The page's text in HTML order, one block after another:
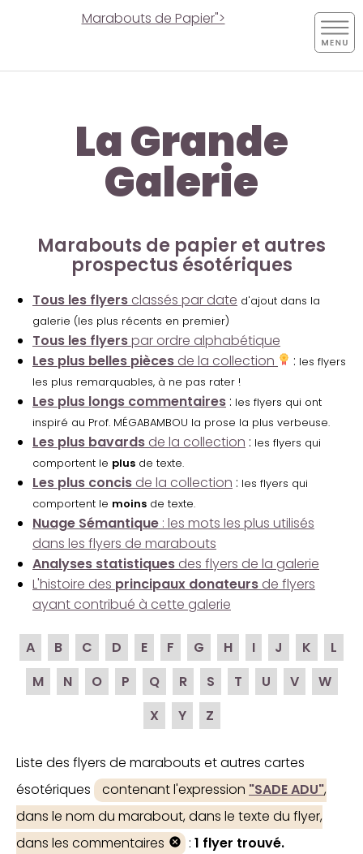
Marabouts de Papier">
La Grande
Galerie
Marabouts de papier et autres
prospectus ésotériques
Tous les flyers classés par date d'ajout dans la
galerie (les plus récents en premier)
Tous les flyerspar ordre alphabétique
Les plus belles pièces de la collection : les flyers
les plus remarquables, à ne pas rater !
Les plus longs commentaires : les flyers qui ont
inspiré au Prof. MÉGABAMBOU la prose la plus verbeuse.
Les plus bavards de la collection : les flyers qui
comportent le plus de texte.
Les plus concis de la collection : les flyers qui
comportent le moins de texte.
Nuage Sémantique : les mots les plus utilisés
dans les flyers de marabouts
Analyses statistiques des flyers de la galerie
L'histoire des principaux donateurs de flyers
ayant contribué à cette galerie
A B C D E F G H I J K
L
M
N O P Q R S T U V
W
X
Y Z
Liste des flyers de marabouts et autres cartes
ésotériques
contenant l'expression "SADE ADU",
dans le nom du marabout, dans le texte du flyer,
dans les commentaires
: 1 flyer trouvé.